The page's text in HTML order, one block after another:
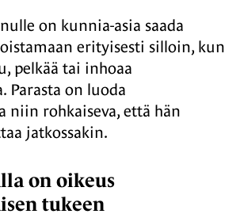
on kunnia-asia saada
erityisesti silloin, kun
pelkää tai inhoaa
Parasta on luoda
niin rohkaiseva, että hän
jatkossakin.
on oikeus
tukeen